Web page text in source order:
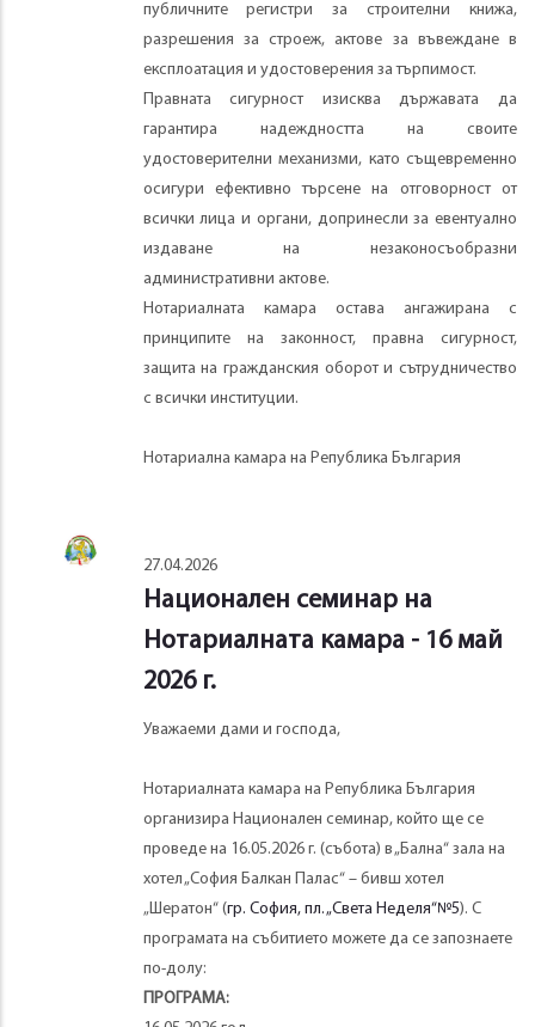
публичните регистри за строителни книжа,
разрешения за строеж, актове за въвеждане в
експлоатация и удостоверения за търпимост.
Правната сигурност изисква държавата да
гарантира надеждността на своите
удостоверителни механизми, като същевременно
осигури ефективно търсене на отговорност от
всички лица и органи, допринесли за евентуално
издаване на незаконосъобразни
административни актове.
Нотариалната камара остава ангажирана с
принципите на законност, правна сигурност,
защита на гражданския оборот и сътрудничество
с всички институции.
Нотариална камара на Република България
27.04.2026
Национален семинар на
Нотариалната камара - 16 май
2026 г.
Уважаеми дами и господа,
Нотариалната камара на Република България
организира Национален семинар, който ще се
проведе на 16.05.2026 г. (събота) в „Бална“ зала на
хотел „София Балкан Палас“ – бивш хотел
„Шератон“ (гр. София, пл. „Света Неделя“№5). С
програмата на събитието можете да се запознаете
по-долу:
ПРОГРАМА: